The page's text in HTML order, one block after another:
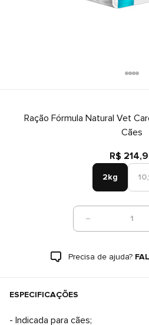
Ração Fórmula Natural Vet
Cães
R$
2kg
1
Precisa de ajuda?
ESPECIFICAÇÕES
- Indicada para cães;